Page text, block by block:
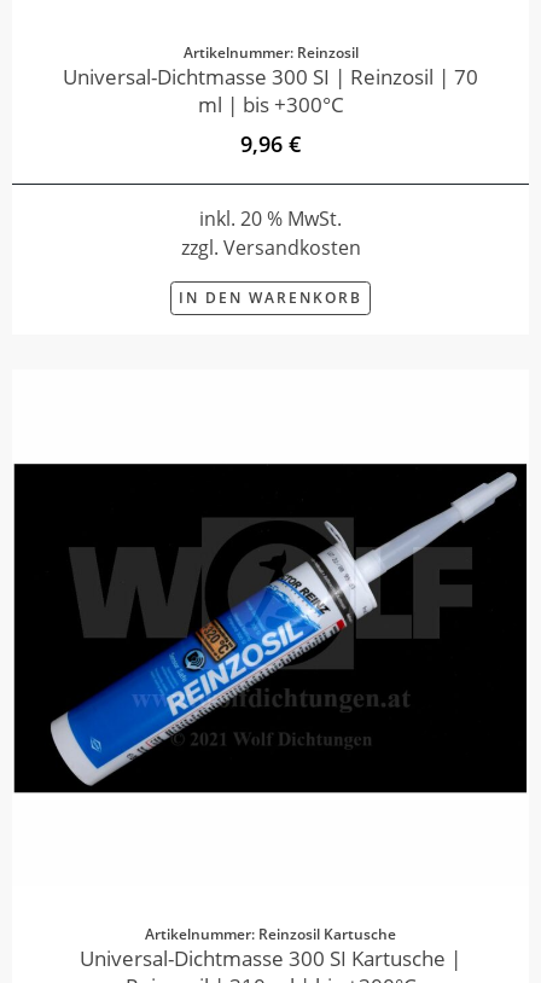
Artikelnummer: Reinzosil
Universal-Dichtmasse 300 SI | Reinzosil | 70
ml | bis +300°C
9,96 €
inkl. 20 % MwSt.
zzgl. Versandkosten
IN DEN WARENKORB
Artikelnummer: Reinzosil Kartusche
Universal-Dichtmasse 300 SI Kartusche |